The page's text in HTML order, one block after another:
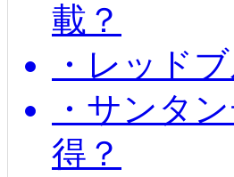
載？
・レッド
・サンタ
得？